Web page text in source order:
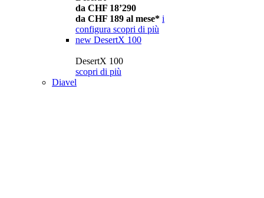
da CHF 18’290
da CHF 189 al mese* i
configura scopri di più
new DesertX 100
DesertX 100
scopri di più
Diavel